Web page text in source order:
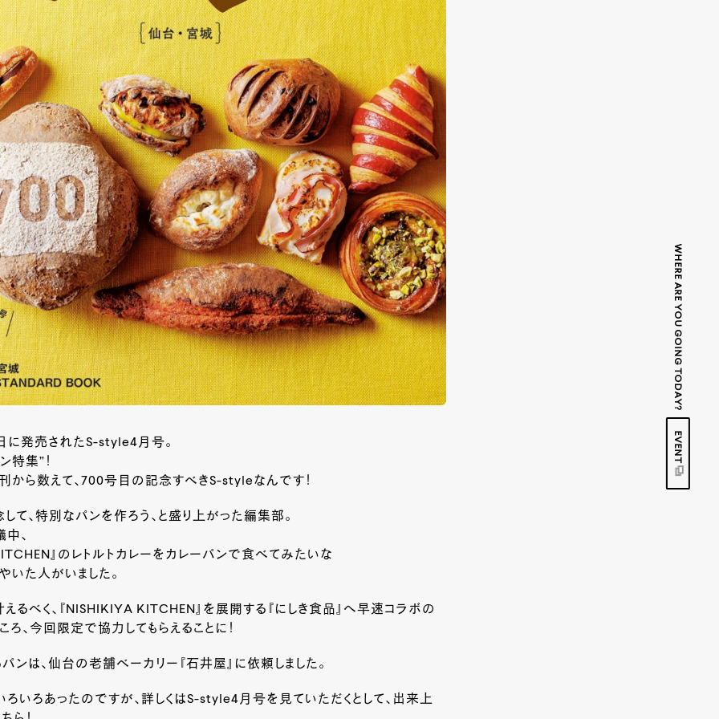
WHERE ARE YOU GOING TODAY?
EVENT
に発売されたS-style4月号。
特集”！
から数えて、700号目の記念すべきS-styleなんです！
て、特別なパンを作ろう、と盛り上がった編集部。
、
』のレトルトカレーをカレーパンで食べてみたいな
いた人がいました。
るべく、『NISHIKIYA KITCHEN』を展開する『にしき食品』へ早速コラボの
ろ、今回限定で協力してもらえることに！
ンは、仙台の老舗ベーカリー『石井屋』に依頼しました。
いろあったのですが、詳しくはS-style4月号を見ていただくとして、出来上